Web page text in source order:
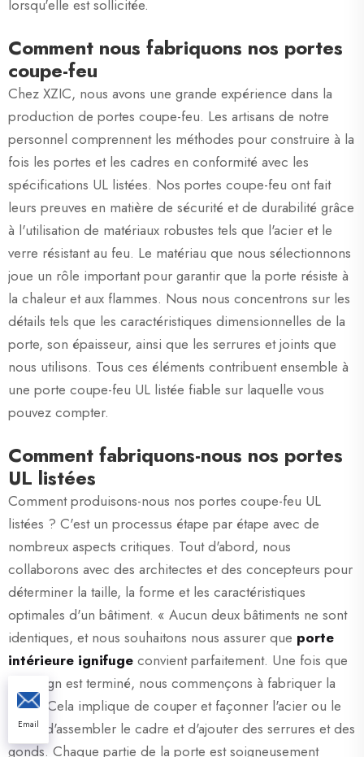
lorsqu'elle est sollicitée.
Comment nous fabriquons nos portes
coupe-feu
Chez XZIC, nous avons une grande expérience dans la
production de portes coupe-feu. Les artisans de notre
personnel comprennent les méthodes pour construire à la
fois les portes et les cadres en conformité avec les
spécifications UL listées. Nos portes coupe-feu ont fait
leurs preuves en matière de sécurité et de durabilité grâce
à l'utilisation de matériaux robustes tels que l'acier et le
verre résistant au feu. Le matériau que nous sélectionnons
joue un rôle important pour garantir que la porte résiste à
la chaleur et aux flammes. Nous nous concentrons sur les
détails tels que les caractéristiques dimensionnelles de la
porte, son épaisseur, ainsi que les serrures et joints que
nous utilisons. Tous ces éléments contribuent ensemble à
une porte coupe-feu UL listée fiable sur laquelle vous
pouvez compter.
Comment fabriquons-nous nos portes
UL listées
Comment produisons-nous nos portes coupe-feu UL
listées ? C'est un processus étape par étape avec de
nombreux aspects critiques. Tout d'abord, nous
collaborons avec des architectes et des concepteurs pour
déterminer la taille, la forme et les caractéristiques
optimales d'un bâtiment. « Aucun deux bâtiments ne sont
identiques, et nous souhaitons nous assurer que porte
intérieure ignifuge convient parfaitement. Une fois que
le design est terminé, nous commençons à fabriquer la
porte. Cela implique de couper et façonner l'acier ou le
verre, d'assembler le cadre et d'ajouter des serrures et des
gonds. Chaque partie de la porte est soigneusement
Email